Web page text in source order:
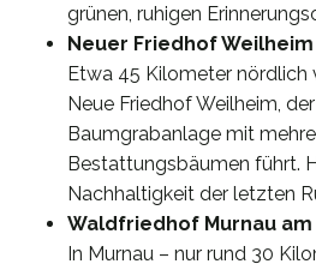
grünen, ruhigen
Neuer Friedhof
Etwa 45 Kilometer nördlich
Neue Friedhof Weilheim,
Baumgrabanlage mit
Bestattungsbäumen führt.
Nachhaltigkeit der letzten
Waldfriedhof Murnau
In Murnau – nur rund 30